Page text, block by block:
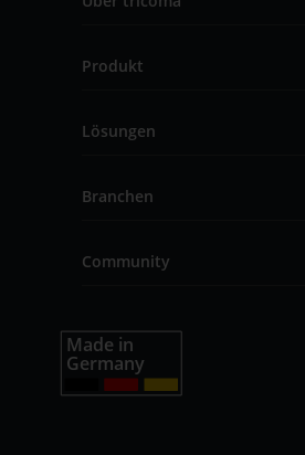
Produkt
Lösungen
Branchen
Community